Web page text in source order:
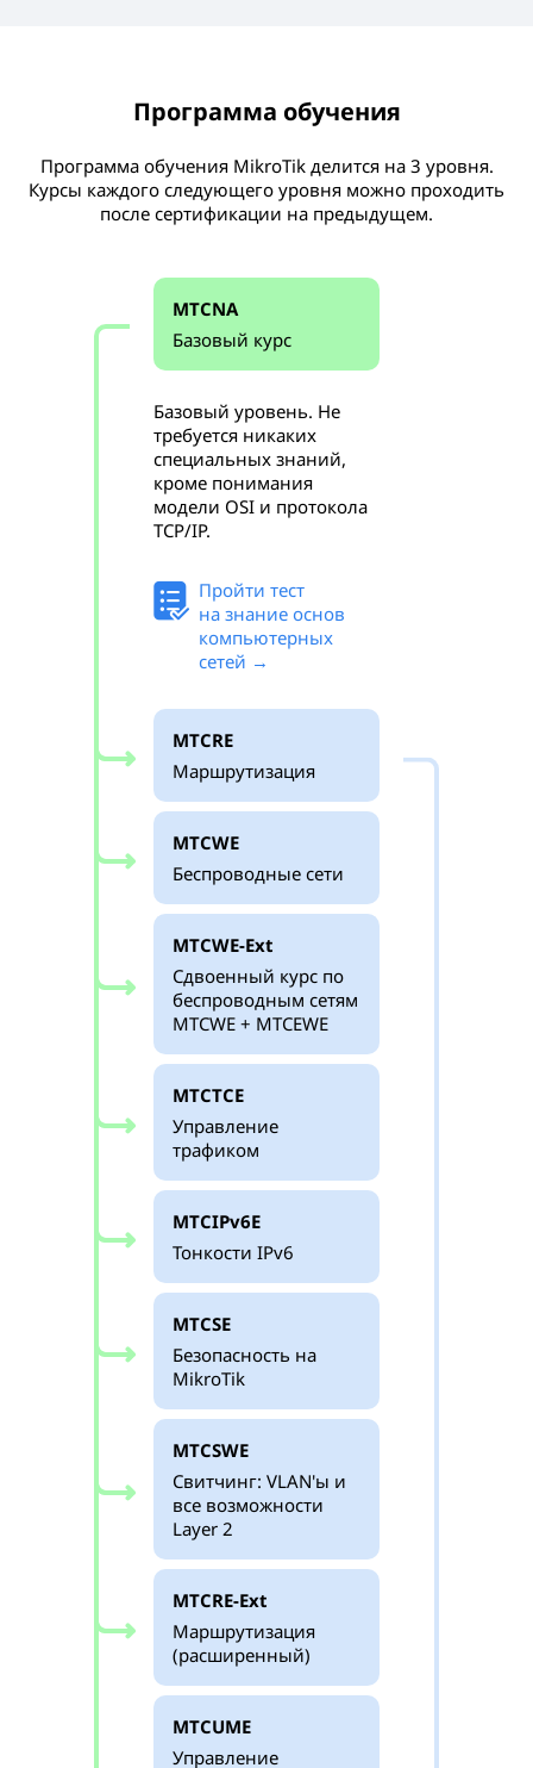
Программа обучения
Программа обучения MikroTik делится на 3 уровня.
Курсы каждого следующего уровня можно проходить
после сертификации на предыдущем.
MTCNA
Базовый курс
Базовый уровень. Не
требуется никаких
специальных знаний,
кроме понимания
модели OSI и протокола
TCP/IP.
Пройти тест
на знание основ
компьютерных
сетей →
MTCRE
Маршрутизация
MTCWE
Беспроводные сети
MTCWE-Ext
Сдвоенный курс по
беспроводным сетям
MTCWE + MTCEWE
MTCTCE
Управление
трафиком
MTCIPv6E
Тонкости IPv6
MTCSE
Безопасность на
MikroTik
MTCSWE
Свитчинг: VLAN'ы и
все возможности
Layer 2
MTCRE-Ext
Маршрутизация
(расширенный)
MTCUME
Управление